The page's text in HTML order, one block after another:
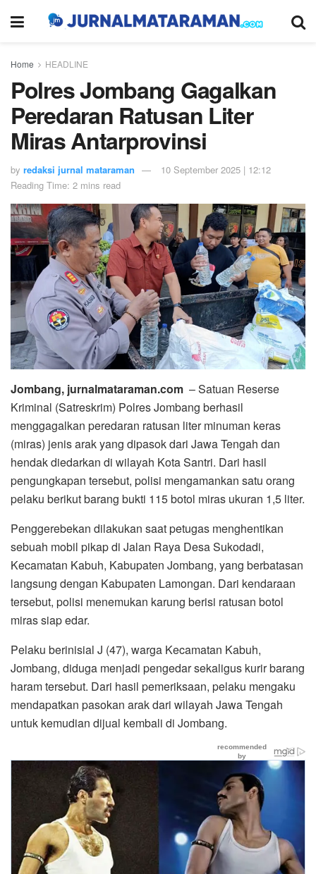
Home HEADLINE
Polres Jombang Gagalkan
Peredaran Ratusan Liter
Miras Antarprovinsi
by redaksi jurnal mataraman
10 September 2025 | 12:12
Reading Time: 2 mins read
Jombang, jurnalmataraman.com – Satuan Reserse
Kriminal (Satreskrim) Polres Jombang berhasil
menggagalkan peredaran ratusan liter minuman keras
(miras) jenis arak yang dipasok dari Jawa Tengah dan
hendak diedarkan di wilayah Kota Santri. Dari hasil
pengungkapan tersebut, polisi mengamankan satu orang
pelaku berikut barang bukti 115 botol miras ukuran 1,5 liter.
Penggerebekan dilakukan saat petugas menghentikan
sebuah mobil pikap di Jalan Raya Desa Sukodadi,
Kecamatan Kabuh, Kabupaten Jombang, yang berbatasan
langsung dengan Kabupaten Lamongan. Dari kendaraan
tersebut, polisi menemukan karung berisi ratusan botol
miras siap edar.
Pelaku berinisial J (47), warga Kecamatan Kabuh,
Jombang, diduga menjadi pengedar sekaligus kurir barang
haram tersebut. Dari hasil pemeriksaan, pelaku mengaku
mendapatkan pasokan arak dari wilayah Jawa Tengah
untuk kemudian dijual kembali di Jombang.